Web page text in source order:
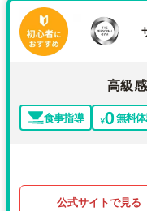
高級
食事指導 無料
公式サイトで見る